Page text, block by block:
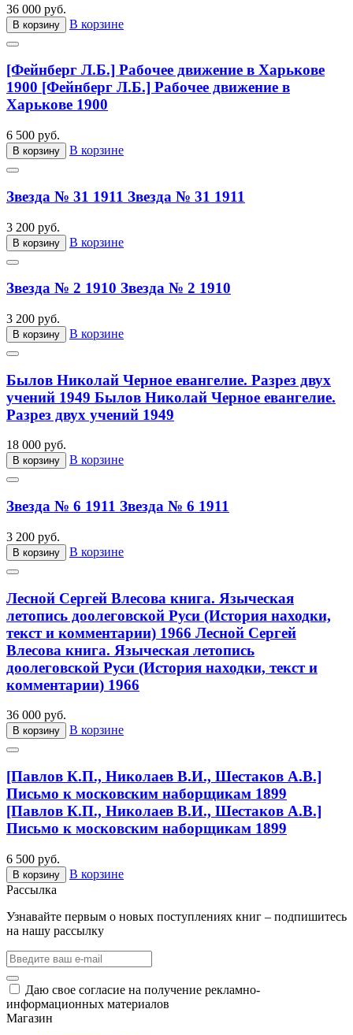
36 000 руб.
В корзину В корзине
[Фейнберг Л.Б.] Рабочее движение в Харькове
1900 [Фейнберг Л.Б.] Рабочее движение в
Харькове 1900
6 500 руб.
В корзину В корзине
Звезда № 31 1911 Звезда № 31 1911
3 200 руб.
В корзину В корзине
Звезда № 2 1910 Звезда № 2 1910
3 200 руб.
В корзину В корзине
Былов Николай Черное евангелие. Разрез двух
учений 1949 Былов Николай Черное евангелие.
Разрез двух учений 1949
18 000 руб.
В корзину В корзине
Звезда № 6 1911 Звезда № 6 1911
3 200 руб.
В корзину В корзине
Лесной Сергей Влесова книга. Языческая
летопись доолеговской Руси (История находки,
текст и комментарии) 1966 Лесной Сергей
Влесова книга. Языческая летопись
доолеговской Руси (История находки, текст и
комментарии) 1966
36 000 руб.
В корзину В корзине
[Павлов К.П., Николаев В.И., Шестаков А.В.]
Письмо к московским наборщикам 1899
[Павлов К.П., Николаев В.И., Шестаков А.В.]
Письмо к московским наборщикам 1899
6 500 руб.
В корзину
В корзине
Рассылка
Узнавайте первым о новых поступлениях книг – подпишитесь
на нашу рассылку
Даю свое согласие на получение рекламно-
информационных материалов
Магазин